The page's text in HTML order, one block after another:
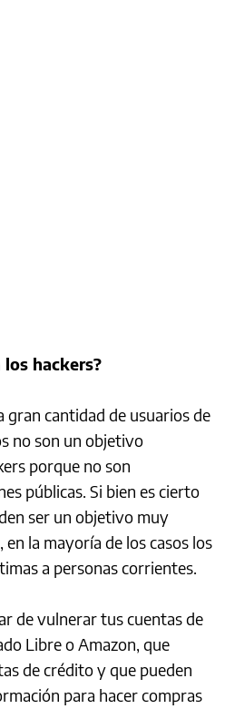
los hackers?
cantidad de usuarios de
no son un objetivo
porque no son
públicas. Si bien es cierto
ser un objetivo muy
la mayoría de los casos los
a personas corrientes.
de vulnerar tus cuentas de
Libre o Amazon, que
de crédito y que pueden
para hacer compras